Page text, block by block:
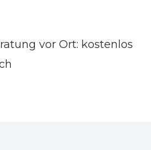
vor Ort: kostenlos